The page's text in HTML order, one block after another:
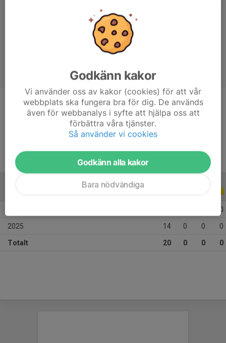
Position
-
13 år
0
2025 14 0 0 0
Totalt 20 0 0 0
Godkänn kakor
Vi använder oss av kakor (cookies) för att vår
webbplats ska fungera bra för dig. De används
även för webbanalys i syfte att hjälpa oss att
förbättra våra tjänster.
Så använder vi cookies
Godkänn alla kakor
Bara nödvändiga